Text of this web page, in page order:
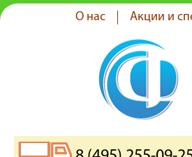
О нас Акции и